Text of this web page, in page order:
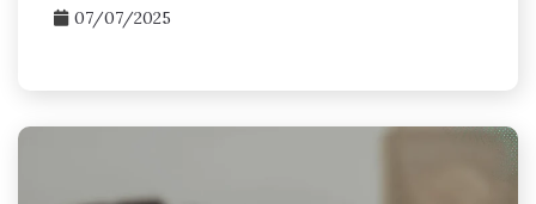
07/07/2025